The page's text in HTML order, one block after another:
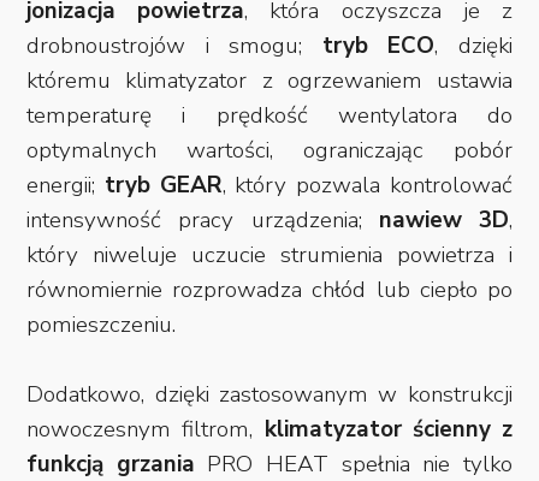
jonizacja powietrza, która oczyszcza je z
drobnoustrojów i smogu; tryb ECO, dzięki
któremu klimatyzator z ogrzewaniem ustawia
temperaturę i prędkość wentylatora do
optymalnych wartości, ograniczając pobór
energii; tryb GEAR, który pozwala kontrolować
intensywność pracy urządzenia; nawiew 3D,
który niweluje uczucie strumienia powietrza i
równomiernie rozprowadza chłód lub ciepło po
pomieszczeniu.
Dodatkowo, dzięki zastosowanym w konstrukcji
nowoczesnym filtrom, klimatyzator ścienny z
funkcją grzania PRO HEAT spełnia nie tylko